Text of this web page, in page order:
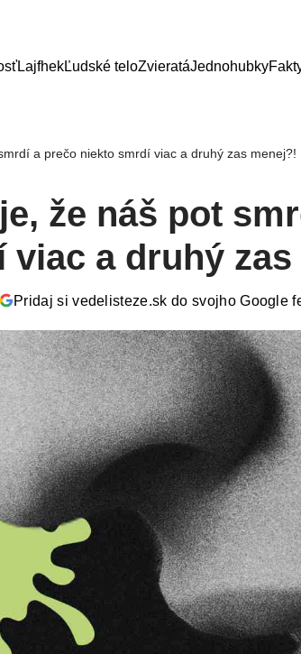
LajfhekĽudské teloZvieratáJednohubky
a prečo niekto smrdí viac a druhý zas menej?!
že náš pot
viac a druhý zas
Pridaj si vedelisteze.sk do svojho Google